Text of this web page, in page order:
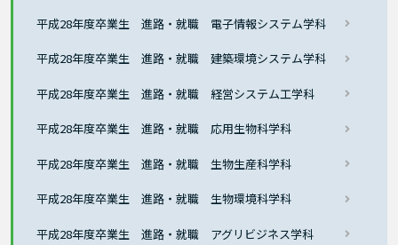
平成28年度卒業生 進路・就職 電子情報システム学科
平成28年度卒業生 進路・就職 建築環境システム学科
平成28年度卒業生 進路・就職 経営システム工学科
平成28年度卒業生 進路・就職 応用生物科学科
平成28年度卒業生 進路・就職 生物生産科学科
平成28年度卒業生 進路・就職 生物環境科学科
平成28年度卒業生 進路・就職 アグリビジネス学科